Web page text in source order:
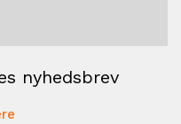
nyhedsbrev